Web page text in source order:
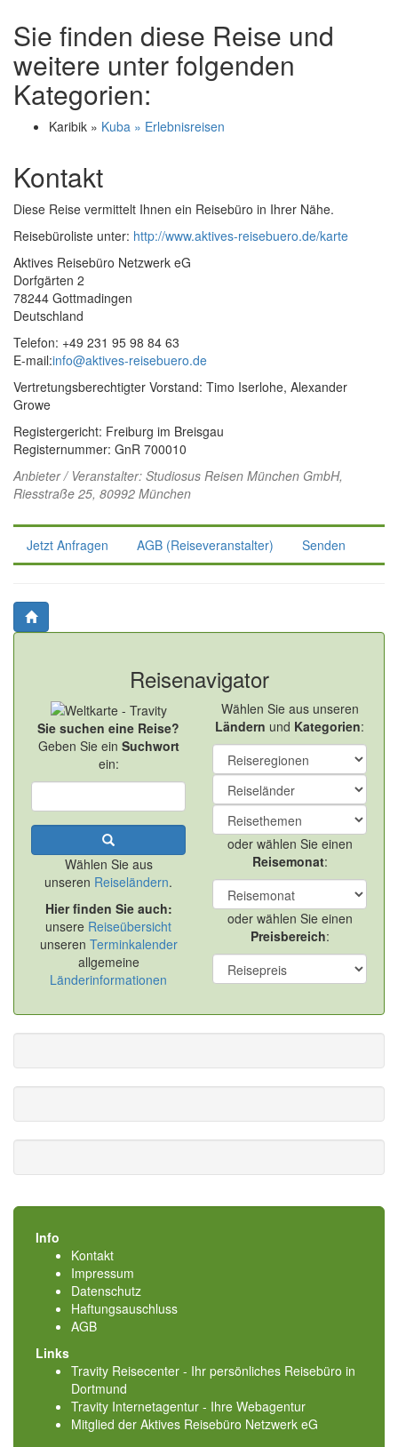
Sie finden diese Reise und
weitere unter folgenden
Kategorien:
Karibik » Kuba » Erlebnisreisen
Kontakt
Diese Reise vermittelt Ihnen ein Reisebüro in Ihrer Nähe.
Reisebüroliste unter: http://www.aktives-reisebuero.de/karte
Aktives Reisebüro Netzwerk eG
Dorfgärten 2
78244 Gottmadingen
Deutschland
Telefon: +49 231 95 98 84 63
E-mail:info@aktives-reisebuero.de
Vertretungsberechtigter Vorstand: Timo Iserlohe, Alexander
Growe
Registergericht: Freiburg im Breisgau
Registernummer: GnR 700010
Anbieter / Veranstalter: Studiosus Reisen München GmbH,
Riesstraße 25, 80992 München
Jetzt Anfragen AGB (Reiseveranstalter) Senden
Reisenavigator
Sie suchen eine Reise?
Geben Sie ein Suchwort
ein:
Wählen Sie aus
unseren Reiseländern.
Hier finden Sie auch:
unsere Reiseübersicht
unseren Terminkalender
allgemeine
Länderinformationen
Wählen Sie aus unseren
Ländern und Kategorien:
oder wählen Sie einen
Reisemonat:
oder wählen Sie einen
Preisbereich:
Info
Kontakt
Impressum
Datenschutz
Haftungsauschluss
AGB
Links
Travity Reisecenter - Ihr persönliches Reisebüro in
Dortmund
Travity Internetagentur - Ihre Webagentur
Mitglied der Aktives Reisebüro Netzwerk eG